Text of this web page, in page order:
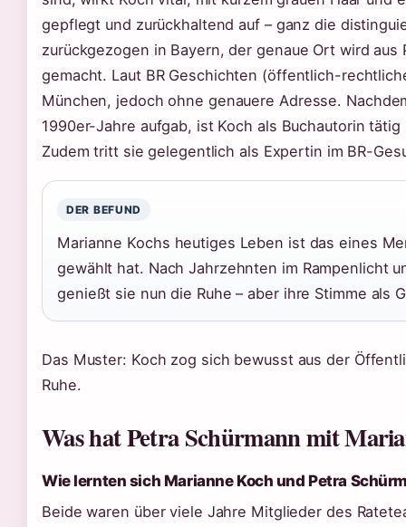
gepflegt und zurückhaltend auf – ganz die
zurückgezogen in Bayern, der genaue Ort wird
gemacht. Laut BR Geschichten (öffentlich-
München, jedoch ohne genauere Adresse.
1990er-Jahre aufgab, ist Koch als Buchautorin
Zudem tritt sie gelegentlich als Expertin im BR-
DER BEFUND
Marianne Kochs heutiges Leben ist das eines
gewählt hat. Nach Jahrzehnten im Rampenlicht
genießt sie nun die Ruhe – aber ihre Stimme als
Das Muster: Koch zog sich bewusst aus der
Ruhe.
Was hat Petra Schürmann mit
Wie lernten sich Marianne Koch und Petra
Beide waren über viele Jahre Mitglieder des